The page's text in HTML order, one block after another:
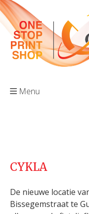
Menu
CYKLA
De nieuwe locatie
Bissegemstraat te